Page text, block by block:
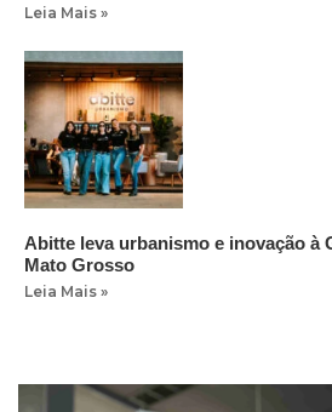
Leia Mais »
Abitte leva urbanismo e inovação à
Mato Grosso
Leia Mais »